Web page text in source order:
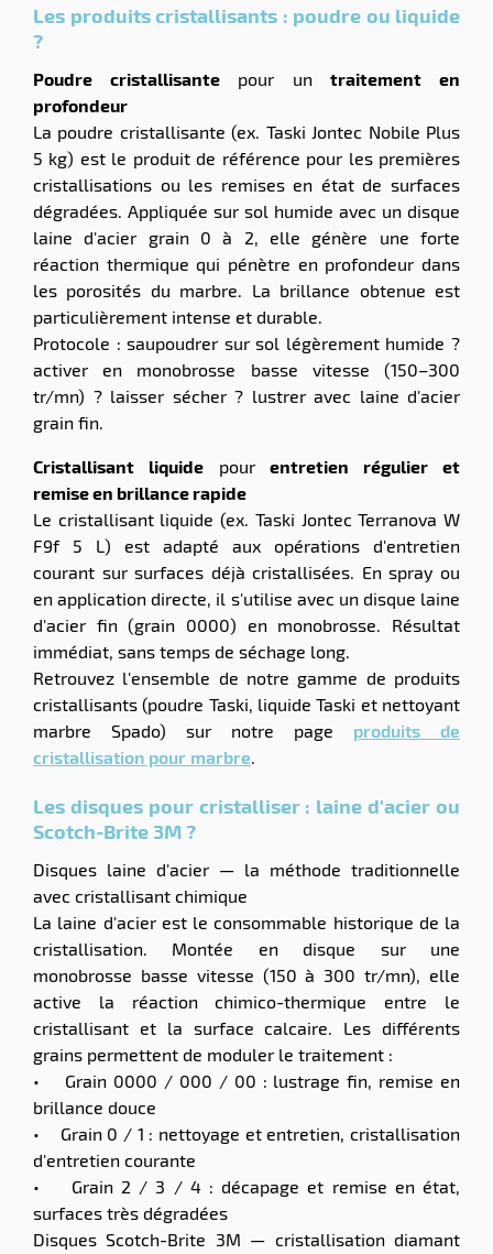
Les produits cristallisants : poudre ou liquide
?
Poudre cristallisantepour untraitement en
profondeur
La poudre cristallisante (ex. Taski Jontec Nobile Plus
5 kg) est le produit de référence pour les premières
cristallisations ou les remises en état de surfaces
dégradées. Appliquée sur sol humide avec un disque
laine d'acier grain 0 à 2, elle génère une forte
réaction thermique qui pénètre en profondeur dans
les porosités du marbre. La brillance obtenue est
particulièrement intense et durable.
Protocole : saupoudrer sur sol légèrement humide ?
activer en monobrosse basse vitesse (150–300
tr/mn) ? laisser sécher ? lustrer avec laine d'acier
grain fin.
Cristallisant liquidepourentretien régulier et
remise en brillance rapide
Le cristallisant liquide (ex. Taski Jontec Terranova W
F9f 5 L) est adapté aux opérations d'entretien
courant sur surfaces déjà cristallisées. En spray ou
en application directe, il s'utilise avec un disque laine
d'acier fin (grain 0000) en monobrosse. Résultat
immédiat, sans temps de séchage long.
Retrouvez l'ensemble de notre gamme de produits
cristallisants (poudre Taski, liquide Taski et nettoyant
marbre Spado) sur notre page produits de
cristallisation pour marbre.
Les disques pour cristalliser : laine d'acier ou
Scotch-Brite 3M ?
Disques laine d'acier — la méthode traditionnelle
avec cristallisant chimique
La laine d'acier est le consommable historique de la
cristallisation. Montée en disque sur une
monobrosse basse vitesse (150 à 300 tr/mn), elle
active la réaction chimico-thermique entre le
cristallisant et la surface calcaire. Les différents
grains permettent de moduler le traitement :
• Grain 0000 / 000 / 00 : lustrage fin, remise en
brillance douce
• Grain 0 / 1 : nettoyage et entretien, cristallisation
d'entretien courante
• Grain 2 / 3 / 4 : décapage et remise en état,
surfaces très dégradées
Disques Scotch-Brite 3M — cristallisation diamant